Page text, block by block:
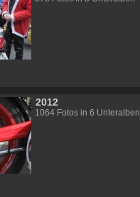
2012
1064 Fotos in 6 Unteralben